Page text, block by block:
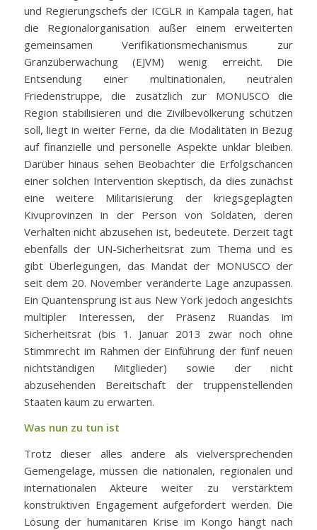
und Regierungschefs der ICGLR in Kampala tagen, hat
die Regionalorganisation außer einem erweiterten
gemeinsamen Verifikationsmechanismus zur
Granzüberwachung (EJVM) wenig erreicht. Die
Entsendung einer multinationalen, neutralen
Friedenstruppe, die zusätzlich zur MONUSCO die
Region stabilisieren und die Zivilbevölkerung schützen
soll, liegt in weiter Ferne, da die Modalitäten in Bezug
auf finanzielle und personelle Aspekte unklar bleiben.
Darüber hinaus sehen Beobachter die Erfolgschancen
einer solchen Intervention skeptisch, da dies zunächst
eine weitere Militarisierung der kriegsgeplagten
Kivuprovinzen in der Person von Soldaten, deren
Verhalten nicht abzusehen ist, bedeutete. Derzeit tagt
ebenfalls der UN-Sicherheitsrat zum Thema und es
gibt Überlegungen, das Mandat der MONUSCO der
seit dem 20. November veränderte Lage anzupassen.
Ein Quantensprung ist aus New York jedoch angesichts
multipler Interessen, der Präsenz Ruandas im
Sicherheitsrat (bis 1. Januar 2013 zwar noch ohne
Stimmrecht im Rahmen der Einführung der fünf neuen
nichtständigen Mitglieder) sowie der nicht
abzusehenden Bereitschaft der truppenstellenden
Staaten kaum zu erwarten.
Was nun zu tun ist
Trotz dieser alles andere als vielversprechenden
Gemengelage, müssen die nationalen, regionalen und
internationalen Akteure weiter zu verstärktem
konstruktiven Engagement aufgefordert werden. Die
Lösung der humanitären Krise im Kongo hängt nach